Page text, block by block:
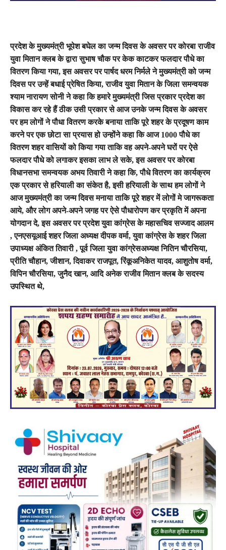
प्रदेश के मुख्यमंत्री भूपेश बघेल का जन्म दिवस के अवसर पर कोरबा राजीव
युवा मितान क्लब के द्वारा सुभाष चौक पर केक काटकर फलदार पौधे का
वितरण किया गया, इस अवसर पर पार्षद धरम निर्मले ने मुख्यमंत्री को जन्म
दिवस पर उन्हें बधाई प्रेषित किया, राजीव युवा मितान के जिला समन्वयक
श्याम नारायण सोनी ने कहा कि हमारे मुख्यमंत्री जिस प्रकार प्रदेश का
विकास कर रहे हैं ठीक उसी प्रकार से आज उनके जन्म दिवस के अवसर
पर हम लोगों ने पौधा वितरण करके बनाया ताकि पूरे शहर के प्रदूषण काम
करने पर एक छोटा सा प्रयास हो उन्होंने कहा कि आज 1000 पौधे का
वितरण शहर वासियों को किया गया ताकि वह अपने-अपने घरों पर ऐसे
फलदार पौधे को लगाकर इसका लाभ ले सके, इस अवसर पर कोरबा
विधानसभा समन्वयक अभय तिवारी ने कहा कि, पौधे वितरण का कार्यक्रम
एक प्रकार से हरियाली का संकेत है, इसी हरियाली के साथ हम लोगों ने
आज मुख्यमंत्री का जन्म दिवस मनाया ताकि पूरे शहर में लोगों मे जागरूकता
आये, और लोग अपने-अपने जगह पर ऐसे पौधारोपण कर प्रकृति में अपना
योगदान दे, इस अवसर पर प्रदेश युवा कांग्रेस के महासचिव सज्जाद आलम
, एनएसयूआई शहर जिला अध्यक्ष दीपक वर्मा, युवा कांग्रेस के शहर जिला
उपाध्यक्ष अंकित तिवारी , पूर्व जिला युवा कांग्रेसअध्यक्ष नितिन चौरसिया,
प्रीति चौहान, जीशान, दिवाकर राजपूत, रिंकूअनिकेत यादव, आशुतोष वर्मा,
विपिन चौरसिया, जुनैद खान, आदि अनेक राजीव मितान क्लब के सदस्य
उपस्थित थे,